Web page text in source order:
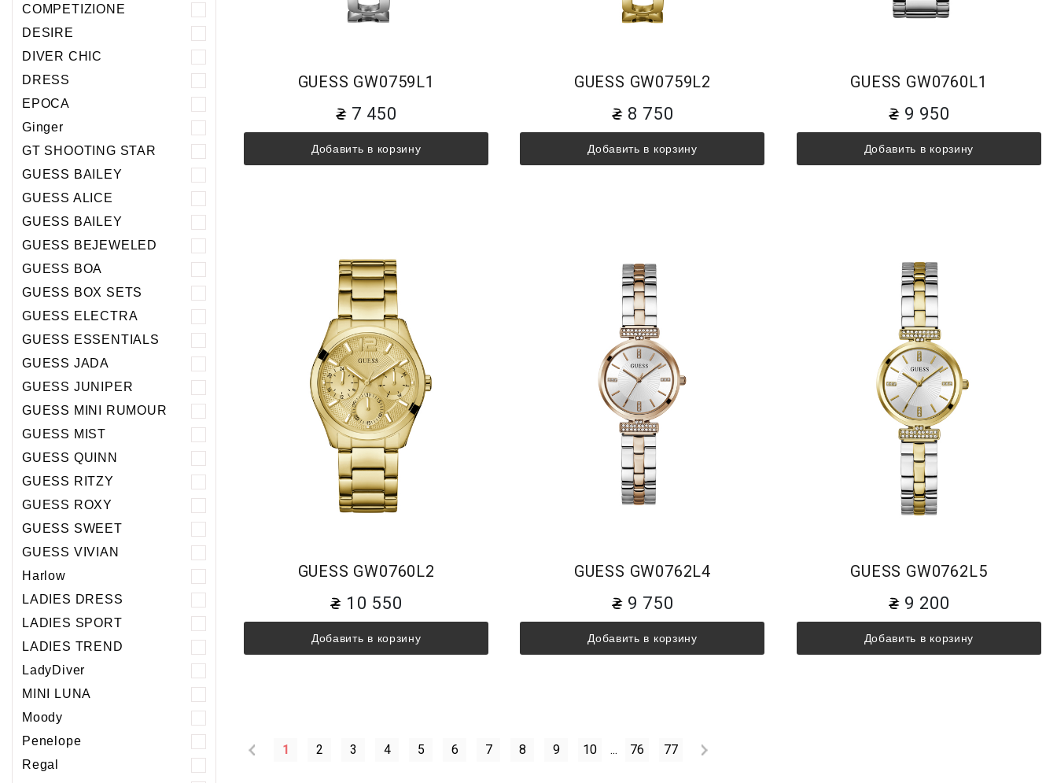
COMPETIZIONE
DESIRE
DIVER CHIC
DRESS
EPOCA
Ginger
GT SHOOTING STAR
GUESS BAILEY
GUESS ALICE
GUESS BAILEY
GUESS BEJEWELED
GUESS BOA
GUESS BOX SETS
GUESS ELECTRA
GUESS ESSENTIALS
GUESS JADA
GUESS JUNIPER
GUESS MINI RUMOUR
GUESS MIST
GUESS QUINN
GUESS RITZY
GUESS ROXY
GUESS SWEET
GUESS VIVIAN
Harlow
LADIES DRESS
LADIES SPORT
LADIES TREND
LadyDiver
MINI LUNA
Moody
Penelope
Regal
GUESS GW0759L1
7 450
Добавить в корзину
GUESS GW0759L2
8 750
Добавить в корзину
GUESS GW0760L1
9 950
Добавить в корзину
GUESS GW0760L2
10 550
Добавить в корзину
GUESS GW0762L4
9 750
Добавить в корзину
GUESS GW0762L5
9 200
Добавить в корзину
1 2 3 4 5 6 7 8 9 10 ... 76 77